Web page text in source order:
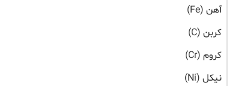
آهن (Fe)
کربن (C)
کروم (Cr)
نیکل (Ni)